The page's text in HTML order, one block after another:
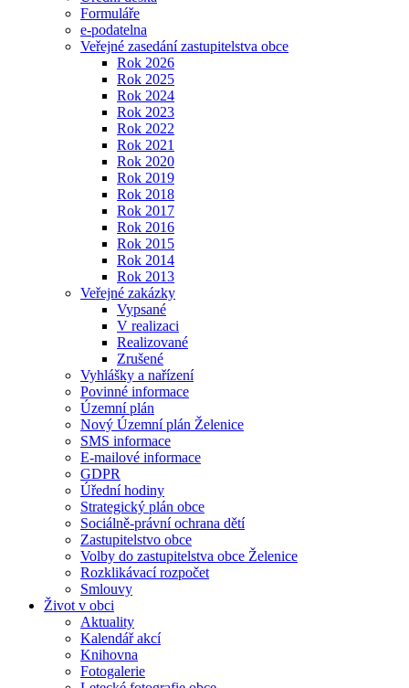
Formuláře
e-podatelna
Veřejné zasedání zastupitelstva obce
Rok 2026
Rok 2025
Rok 2024
Rok 2023
Rok 2022
Rok 2021
Rok 2020
Rok 2019
Rok 2018
Rok 2017
Rok 2016
Rok 2015
Rok 2014
Rok 2013
Veřejné zakázky
Vypsané
V realizaci
Realizované
Zrušené
Vyhlášky a nařízení
Povinné informace
Územní plán
Nový Územní plán Želenice
SMS informace
E-mailové informace
GDPR
Úřední hodiny
Strategický plán obce
Sociálně-právní ochrana dětí
Zastupitelstvo obce
Volby do zastupitelstva obce Želenice
Rozklikávací rozpočet
Smlouvy
Život v obci
Aktuality
Kalendář akcí
Knihovna
Fotogalerie